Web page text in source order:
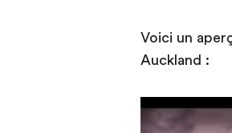
Voici un
Auckland :
Play